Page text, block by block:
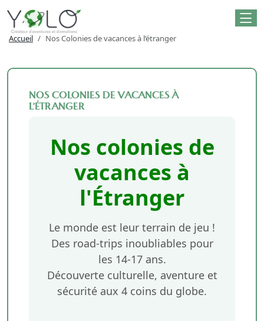
Accueil Nos Colonies de vacances à l’étranger
NOS COLONIES DE VACANCES À
L’ÉTRANGER
Nos colonies de
vacances à
l'Étranger
Le monde est leur terrain de jeu !
Des road-trips inoubliables pour
les 14-17 ans.
Découverte culturelle, aventure et
sécurité aux 4 coins du globe.